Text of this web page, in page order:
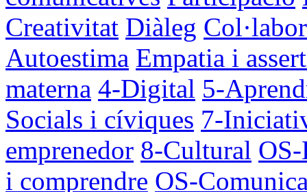
Creativitat Diàleg
Autoestima Empatia i
materna 4-Digital 5-
Socials i cíviques 7-
emprenedor 8-Cultural
i comprendre OS-